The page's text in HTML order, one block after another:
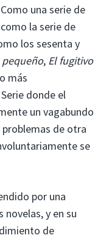
una serie de
la serie de
los sesenta y
pequeño, El fugitivo
más
Serie donde el
un vagabundo
de otra
se
por una
novelas, y en su
de